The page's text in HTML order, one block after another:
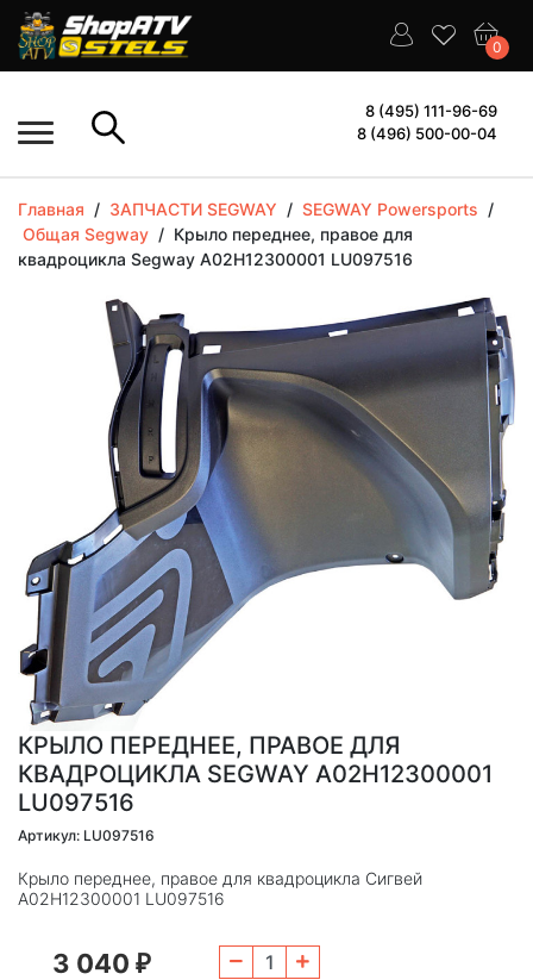
0
8 (495) 111-96-69
8 (496) 500-00-04
Главная / ЗАПЧАСТИ SEGWAY / SEGWAY Powersports /
Общая Segway / Крыло переднее, правое для
квадроцикла Segway A02H12300001 LU097516
КРЫЛО ПЕРЕДНЕЕ, ПРАВОЕ ДЛЯ
КВАДРОЦИКЛА SEGWAY A02H12300001
LU097516
Артикул: LU097516
Крыло переднее, правое для квадроцикла Сигвей
A02H12300001 LU097516
3 040 ₽